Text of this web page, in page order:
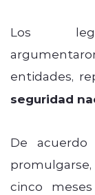
Los
entidades,
seguridad
De
cinco